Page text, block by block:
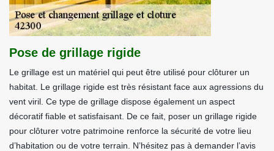
Pose de grillage rigide
Le grillage est un matériel qui peut être utilisé pour clôturer un
habitat. Le grillage rigide est très résistant face aux agressions du
vent viril. Ce type de grillage dispose également un aspect
décoratif fiable et satisfaisant. De ce fait, poser un grillage rigide
pour clôturer votre patrimoine renforce la sécurité de votre lieu
d’habitation ou de votre terrain. N’hésitez pas à demander l’avis